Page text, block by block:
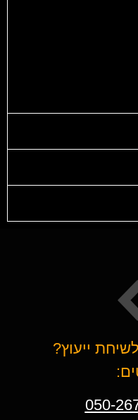
ייעוץ?
050-